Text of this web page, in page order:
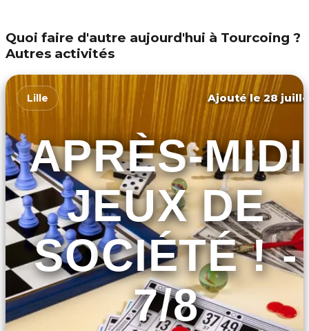
Quoi faire d'autre aujourd'hui à Tourcoing ?
Autres activités
Lille Ajouté le 28
APRÈS-MIDI
JEUX DE
SOCIÉTÉ ! -
7/8